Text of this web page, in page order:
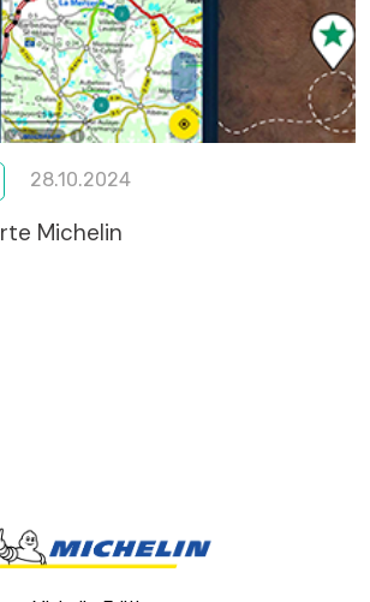
28.10.2024
Michelin